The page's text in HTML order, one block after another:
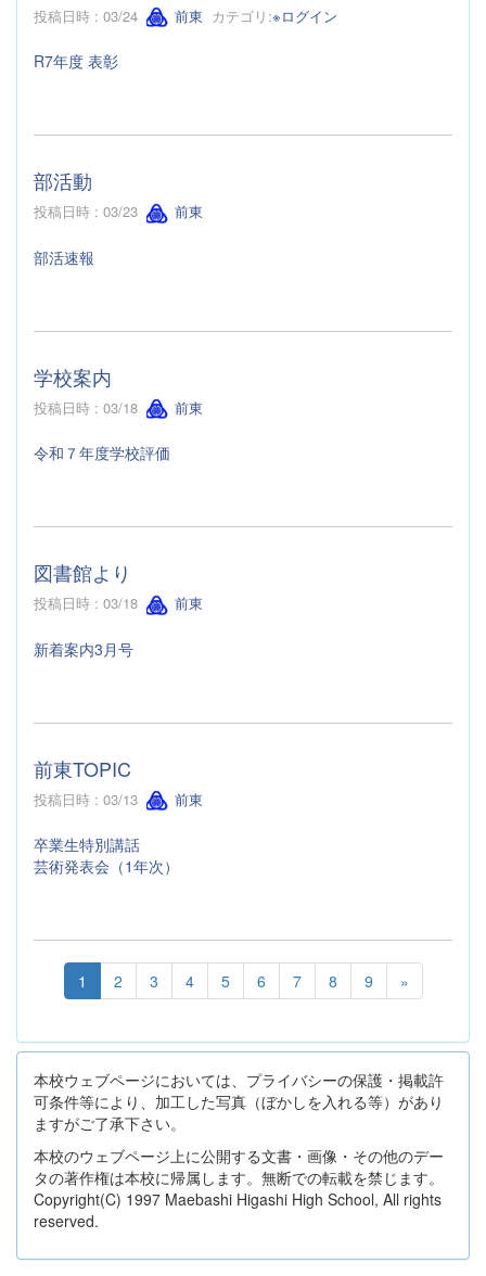
投稿日時 : 03/24 前東 カテゴリ:※ログイン
R7年度 表彰
部活動
投稿日時 : 03/23 前東
部活速報
学校案内
投稿日時 : 03/18 前東
令和７年度学校評価
図書館より
投稿日時 : 03/18 前東
新着案内3月号
前東TOPIC
投稿日時 : 03/13 前東
卒業生特別講話
芸術発表会（1年次）
1 2 3 4 5 6 7 8 9 »
本校ウェブページにおいては、プライバシーの保護・掲載許
可条件等により、加工した写真（ぼかしを入れる等）があり
ますがご了承下さい。
本校のウェブページ上に公開する文書・画像・その他のデー
タの著作権は本校に帰属します。無断での転載を禁じます。
Copyright(C) 1997 Maebashi Higashi High School, All rights
reserved.